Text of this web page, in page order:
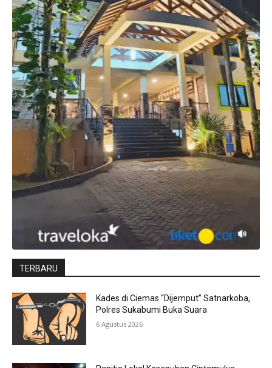
TERBARU
Kades di Ciemas “Dijemput” Satnarkoba,
Polres Sukabumi Buka Suara
6 Agustus 2026